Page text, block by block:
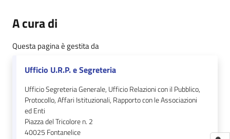
A cura di
Questa pagina è gestita da
Ufficio U.R.P. e Segreteria
Ufficio Segreteria Generale, Ufficio Relazioni con il Pubblico,
Protocollo, Affari Istituzionali, Rapporto con le Associazioni
ed Enti
Piazza del Tricolore n. 2
40025 Fontanelice